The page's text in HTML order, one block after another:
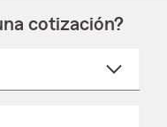
cotización?